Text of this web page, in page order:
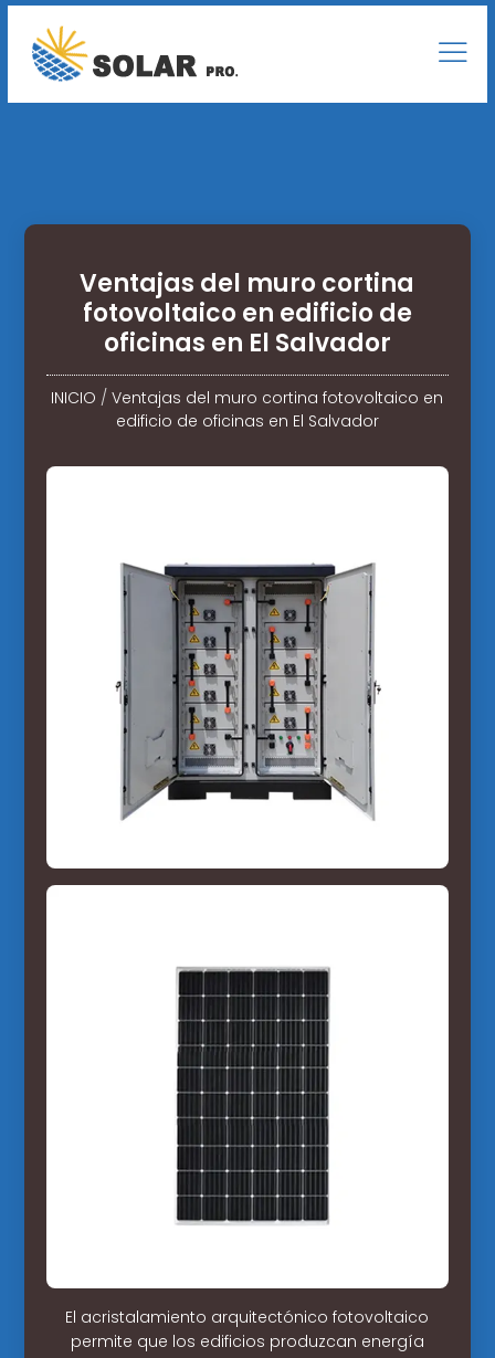
Ventajas del muro cortina
fotovoltaico en edificio de
oficinas en El Salvador
INICIO /Ventajas del muro cortina fotovoltaico en
edificio de oficinas en El Salvador
El acristalamiento arquitectónico fotovoltaico
permite que los edificios produzcan energía